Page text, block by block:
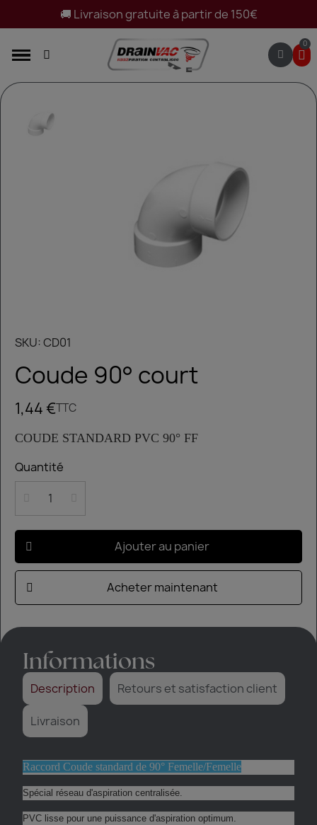
🚚 Livraison gratuite à partir de 150€
SKU CD01
Coude 90° court
1,44 €TTC
COUDE STANDARD PVC 90° FF
Quantité
Ajouter au panier
Acheter maintenant
Informations
Description Retours et satisfaction client
Livraison
Raccord Coude standard de 90° Femelle/Femelle
Spécial réseau d'aspiration centralisée.
PVC lisse pour une puissance d'aspiration optimum.